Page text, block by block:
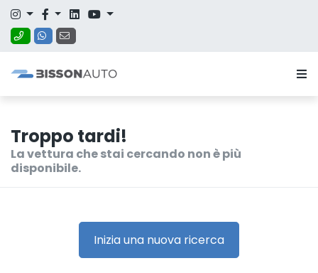
Troppo tardi!
La vettura che stai cercando non è più
disponibile.
Inizia una nuova ricerca